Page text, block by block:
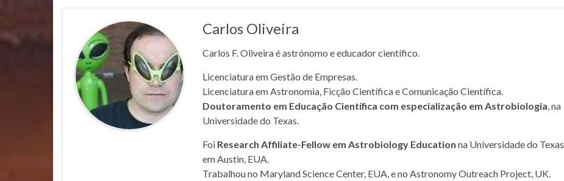
Carlos Oliveira
Carlos F. Oliveira é astrónomo e educador científico.
Licenciatura em Gestão de Empresas.
Licenciatura em Astronomia, Ficção Científica e Comunicação Científica.
Doutoramento em Educação Científica com especialização em Astrobiologia, na
Universidade do Texas.
Foi Research Affiliate-Fellow em Astrobiology Education na Universidade do Texas
em Austin, EUA.
Trabalhou no Maryland Science Center, EUA, e no Astronomy Outreach Project, UK.